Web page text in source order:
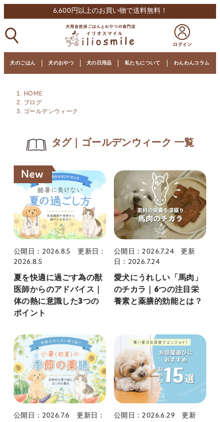
6,600円以上のお買い物で送料無料！
犬のごはん 犬のおやつ 犬の日用品 私たちについて わんわんコラム
HOME
ブログ
ゴールデンウィーク
タグ｜ゴールデンウィーク 一覧
公開日：2026.8.5
更新日：
2026.8.5
夏を快適に過ごす為の獣
医師からのアドバイス｜
体の熱に意識した3つの
ポイント
公開日：2026.7.24
更新
日：2026.7.24
愛犬にうれしい「馬肉」
のチカラ｜6つの注目栄
養素と薬膳的効能とは？
公開日：2026.7.6
更新日：
公開日：2026.6.29
更新